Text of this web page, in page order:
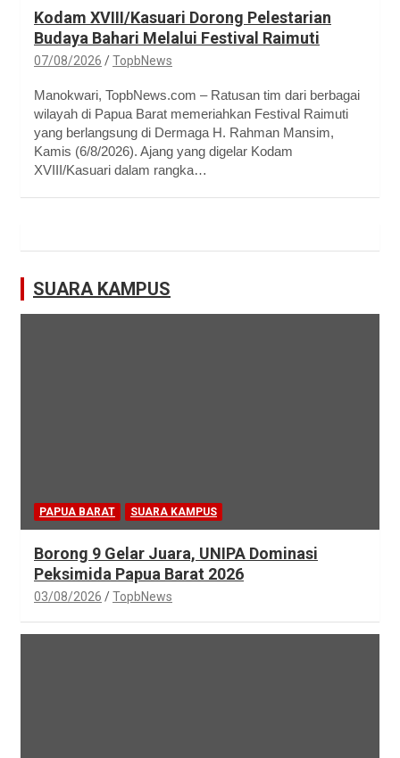
Kodam XVIII/Kasuari Dorong Pelestarian
Budaya Bahari Melalui Festival Raimuti
07/08/2026 TopbNews
Manokwari, TopbNews.com – Ratusan tim dari berbagai
wilayah di Papua Barat memeriahkan Festival Raimuti
yang berlangsung di Dermaga H. Rahman Mansim,
Kamis (6/8/2026). Ajang yang digelar Kodam
XVIII/Kasuari dalam rangka…
SUARA KAMPUS
PAPUA BARAT SUARA KAMPUS
Borong 9 Gelar Juara, UNIPA Dominasi
Peksimida Papua Barat 2026
03/08/2026 TopbNews